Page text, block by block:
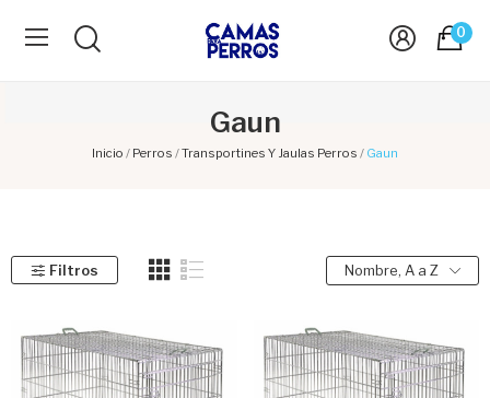
0
Gaun
Inicio Perros Transportines Y Jaulas Perros Gaun
Filtros Nombre, A a Z